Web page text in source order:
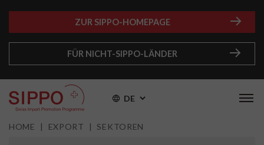
ZUR SIPPO-HOMEPAGE
FÜR NICHT-SIPPO-LÄNDER
DE
HOME EXPORT SEKTOREN